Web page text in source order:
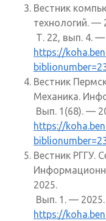
Вестник
технологий. —
Т. 22, вып. 4. —
https://
Вестник
Механика.
Вып. 1(68). —
https://
Вестник РГГУ.
2025.
Вып. 1. —
https://